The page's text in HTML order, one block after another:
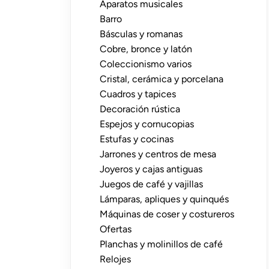
Aparatos musicales
Barro
Básculas y romanas
Cobre, bronce y latón
Coleccionismo varios
Cristal, cerámica y porcelana
Cuadros y tapices
Decoración rústica
Espejos y cornucopias
Estufas y cocinas
Jarrones y centros de mesa
Joyeros y cajas antiguas
Juegos de café y vajillas
Lámparas, apliques y quinqués
Máquinas de coser y costureros
Ofertas
Planchas y molinillos de café
Relojes